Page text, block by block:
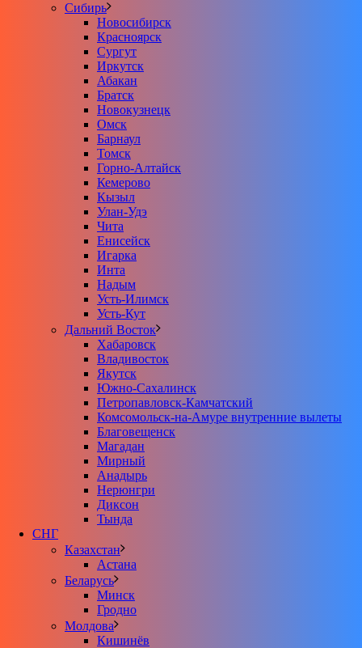
Сибирь
Новосибирск
Красноярск
Сургут
Иркутск
Абакан
Братск
Новокузнецк
Омск
Барнаул
Томск
Горно-Алтайск
Кемерово
Кызыл
Улан-Удэ
Чита
Енисейск
Игарка
Инта
Надым
Усть-Илимск
Усть-Кут
Дальний Восток
Хабаровск
Владивосток
Якутск
Южно-Сахалинск
Петропавловск-Камчатский
Комсомольск-на-Амуре внутренние вылеты
Благовещенск
Магадан
Мирный
Анадырь
Нерюнгри
Диксон
Тында
СНГ
Казахстан
Астана
Беларусь
Минск
Гродно
Молдова
Кишинёв